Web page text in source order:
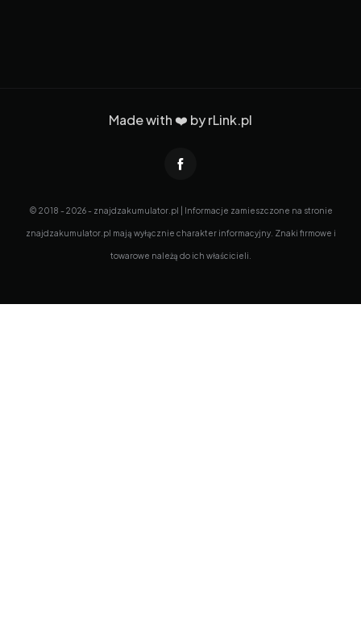
Made with ❤️ byrLink.pl
© 2018 - 2026 - znajdzakumulator.pl | Informacje zamieszczone na stronie
znajdzakumulator.pl mają wyłącznie charakter informacyjny. Znaki firmowe i
towarowe należą do ich właścicieli.